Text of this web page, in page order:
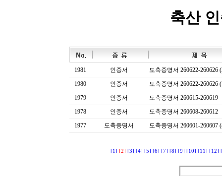
축산
1981 인증서
도축증명서 260622-260626
1980
인증서
도축증명서 260622-260626
1979
인증서
도축증명서 260615-260619
1978
인증서
도축증명서 260608-260612
1977
도축증명서 도축증명서 260601-260607
[1] [2] [3] [4] [5] [6] [7] [8] [9] [10] [11] [12]